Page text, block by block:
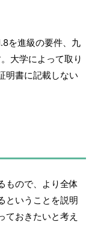
を進級の要件、九
大学によって取り
明書に記載しない
もので、より全体
ということを説明
ておきたいと考え